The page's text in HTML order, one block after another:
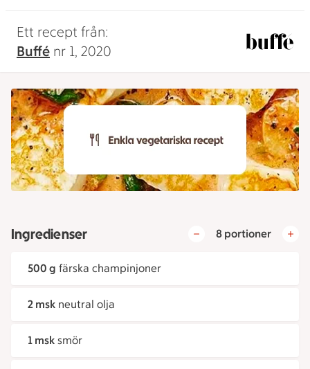
Ett recept från:
Buffé nr 1, 2020
Ingredienser 8 portioner
500 g färska champinjoner
2 msk neutral olja
1 msk smör